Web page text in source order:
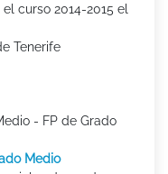
curso 2014-2015 el
Tenerife
- FP de Grado
Medio